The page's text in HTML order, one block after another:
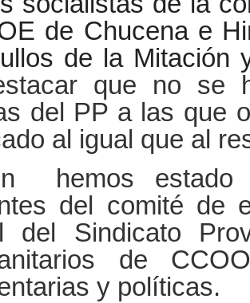
de Chucena e
de la Mitación
que no se
del PP a las que
al igual que al
hemos
del comité de
del Sindicato
de
y políticas.